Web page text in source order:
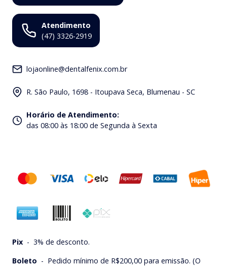
Atendimento
(47) 3326-2919
lojaonline@dentalfenix.com.br
R. São Paulo, 1698 - Itoupava Seca, Blumenau - SC
Horário de Atendimento:
das 08:00 às 18:00 de Segunda à Sexta
Pix - 3% de desconto.
Boleto - Pedido mínimo de R$200,00 para emissão. (O